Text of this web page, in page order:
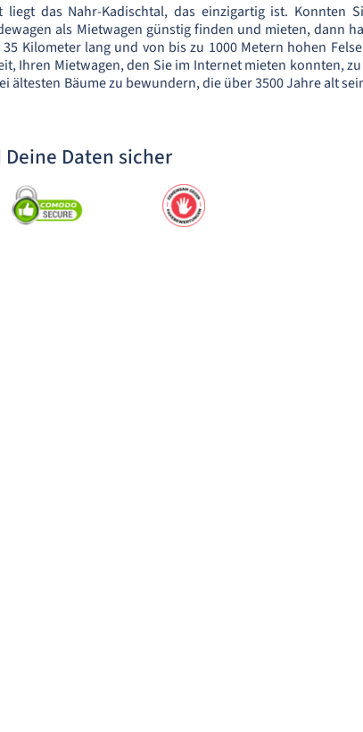
das Nahr-Kadischtal, das einzigartig ist. Konnten
als Mietwagen günstig finden und mieten, dann
Kilometer lang und von bis zu 1000 Metern hohen
Ihren Mietwagen, den Sie im Internet mieten konnten,
Bäume zu bewundern, die über 3500 Jahre alt
Daten sicher